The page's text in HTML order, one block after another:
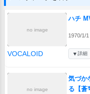
no image
ハチ
1970/1/1
VOCALOID ▼詳細
no image
気づか
る【蒼